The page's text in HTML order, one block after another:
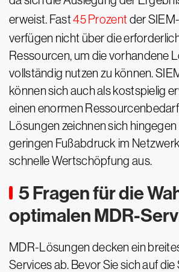
erweist. Fast45 Prozent der
verfügen nicht über die
Ressourcen, um die vorhandene
vollständig nutzen zu können.
können sich auch als kostspielig
einen enormen
Lösungen zeichnen sich
geringen Fußabdruck im
schnelle Wertschöpfung aus.
5 Fragen für die
optimalen MDR-
MDR-Lösungen decken ein
Services ab. Bevor Sie sich auf